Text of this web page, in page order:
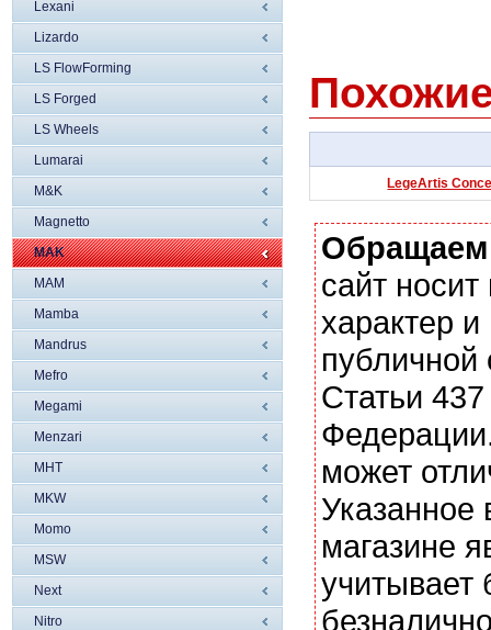
Lexani
Lizardo
LS FlowForming
LS Forged
LS Wheels
Lumarai
M&K
Magnetto
MAK
MAM
Mamba
Mandrus
Mefro
Megami
Menzari
MHT
MKW
Momo
MSW
Next
Nitro
LegeArtis
сайт
характер
Статьи
может
магазине
учитывает